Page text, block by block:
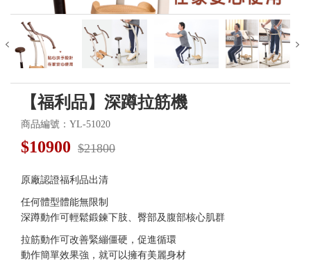
【福利品】深蹲拉筋機
商品編號：YL-51020
$10900 $21800
原廠認證福利品出清
任何體型體能無限制
深蹲動作可輕鬆鍛鍊下肢、臀部及腹部核心肌群
拉筋動作可改善緊繃僵硬，促進循環
動作簡單效果強，就可以擁有美麗身材